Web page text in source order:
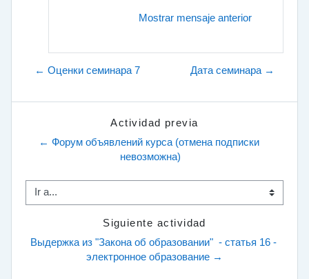
Mostrar mensaje anterior
← Оценки семинара 7 Дата семинара →
Actividad previa
← Форум объявлений курса (отмена подписки
невозможна)
Ir a...
Siguiente actividad
Выдержка из "Закона об образовании"  - статья 16 -
электронное образование →